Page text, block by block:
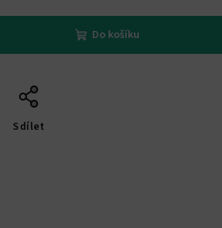
Do košíku
Sdílet